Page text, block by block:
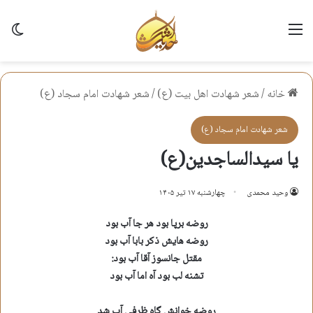
منو
خانه/شعر شهادت اهل بيت (ع)/شعر شهادت امام سجاد (ع)
شعر شهادت امام سجاد (ع)
یا سیدالساجدین(ع)
وحید محمدی چهارشنبه ۱۷ تیر ۱۴۰۵
روضه برپا بود هر جا آب بود
روضه هایش ذکر بابا آب بود
مقتل جانسوز آقا آب بود:
تشنه لب بود آه اما آب بود